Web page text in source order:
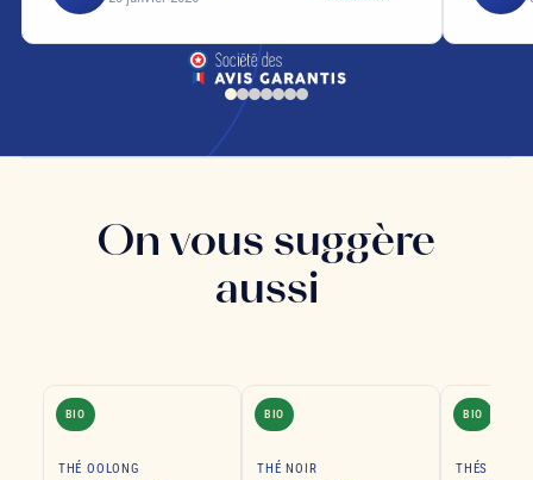
On vous suggère
aussi
BIO
THÉ OOLONG
BIO
THÉ NOIR
BIO
THÉS